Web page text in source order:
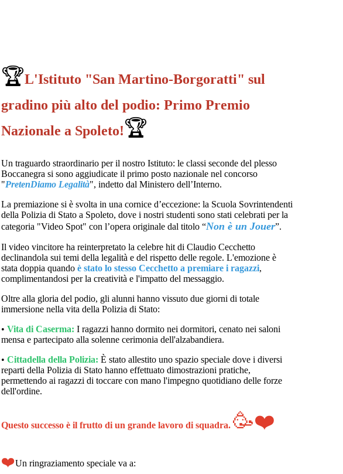
🏆L'Istituto "San Martino-Borgoratti" sul
gradino più alto del podio: Primo Premio
Nazionale a Spoleto!🏆
Un traguardo straordinario per il nostro Istituto: le classi seconde del plesso
Boccanegra si sono aggiudicate il primo posto nazionale nel concorso
"PretenDiamo Legalità", indetto dal Ministero dell’Interno.
La premiazione si è svolta in una cornice d’eccezione: la Scuola Sovrintendenti
della Polizia di Stato a Spoleto, dove i nostri studenti sono stati celebrati per la
categoria "Video Spot" con l’opera originale dal titolo “Non è un Jouer”.
Il video vincitore ha reinterpretato la celebre hit di Claudio Cecchetto
declinandola sui temi della legalità e del rispetto delle regole. L'emozione è
stata doppia quando è stato lo stesso Cecchetto a premiare i ragazzi,
complimentandosi per la creatività e l'impatto del messaggio.
Oltre alla gloria del podio, gli alunni hanno vissuto due giorni di totale
immersione nella vita della Polizia di Stato:
• Vita di Caserma: I ragazzi hanno dormito nei dormitori, cenato nei saloni
mensa e partecipato alla solenne cerimonia dell'alzabandiera.
• Cittadella della Polizia: È stato allestito uno spazio speciale dove i diversi
reparti della Polizia di Stato hanno effettuato dimostrazioni pratiche,
permettendo ai ragazzi di toccare con mano l'impegno quotidiano delle forze
dell'ordine.
Questo successo è il frutto di un grande lavoro di squadra. 🥳❤️
❤️Un ringraziamento speciale va a: